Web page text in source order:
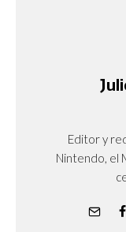
Editor y
Nintendo, el